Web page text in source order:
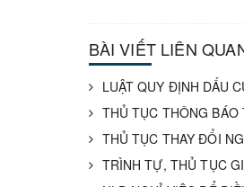
BÀI VIẾT LIÊN
LUẬT QUY ĐỊNH DẤU
THỦ TỤC THÔNG
THỦ TỤC THAY ĐỔI
TRÌNH TỰ, THỦ TỤC